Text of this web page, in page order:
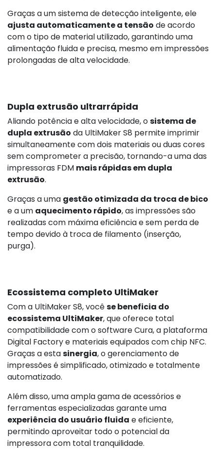
Graças a um sistema de detecção inteligente, ele
ajusta automaticamente a tensão de acordo
com o tipo de material utilizado, garantindo uma
alimentação fluida e precisa, mesmo em impressões
prolongadas de alta velocidade.
Dupla extrusão ultrarrápida
Aliando potência e alta velocidade, osistema de
dupla extrusão da UltiMaker S8 permite imprimir
simultaneamente com dois materiais ou duas cores
sem comprometer a precisão, tornando-a uma das
impressoras FDM mais rápidas em dupla
extrusão.
Graças a uma gestão otimizada da troca de bico
e a um aquecimento rápido, as impressões são
realizadas com máxima eficiência e sem perda de
tempo devido à troca de filamento (inserção,
purga).
Ecossistema completo UltiMaker
Com a UltiMaker S8, vocêse beneficia do
ecossistema UltiMaker, que oferece total
compatibilidade com o software Cura, a plataforma
Digital Factory e materiais equipados com chip NFC.
Graças a estasinergia, o gerenciamento de
impressões é simplificado, otimizado e totalmente
automatizado.
Além disso, uma ampla gama de acessórios e
ferramentas especializadas garante uma
experiência do usuário fluida e eficiente,
permitindo aproveitar todo o potencial da
impressora com total tranquilidade.